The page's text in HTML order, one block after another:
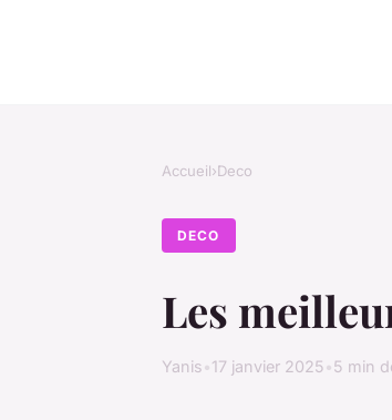
Accueil›Deco
DECO
Les
Yanis•17 janvier 2025•5 min